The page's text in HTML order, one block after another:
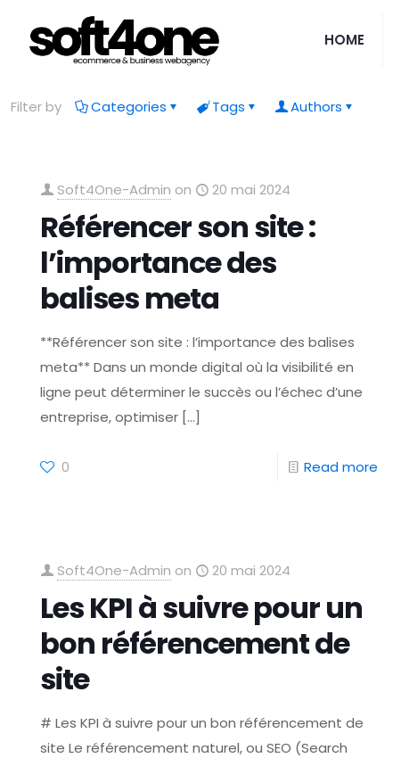
HOME
Filter by Categories Tags Authors
Soft4One-Admin on 20 mai 2024
Référencer son site :
l’importance des
balises meta
**Référencer son site : l’importance des balises
meta** Dans un monde digital où la visibilité en
ligne peut déterminer le succès ou l’échec d’une
entreprise, optimiser […]
0 Read more
Soft4One-Admin on 20 mai 2024
Les KPI à suivre pour un
bon référencement de
site
# Les KPI à suivre pour un bon référencement de
site Le référencement naturel, ou SEO (Search